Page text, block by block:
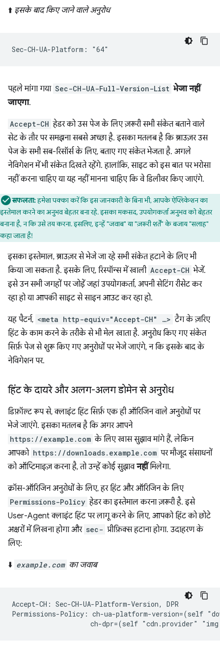
⬆️ इसके बाद किए जाने वाले अनुरोध
पहले मांगा गया Sec-CH-UA-Full-Version-List भेजा नहीं
जाएगा.
Accept-CH हेडर को उस पेज के लिए ज़रूरी सभी संकेत बताने वाले
सेट के तौर पर समझना सबसे अच्छा है. इसका मतलब है कि ब्राउज़र उस
पेज के सभी सब-रिसॉर्स के लिए, बताए गए संकेत भेजता है. अगले
नेविगेशन में भी संकेत दिखते रहेंगे. हालांकि, साइट को इस बात पर भरोसा
नहीं करना चाहिए या यह नहीं मानना चाहिए कि वे डिलीवर किए जाएंगे.
सफलता:हमेशा पक्का करें कि इस जानकारी के बिना भी, आपके ऐप्लिकेशन का
इस्तेमाल करने का अनुभव बेहतर बना रहे. इसका मकसद, उपयोगकर्ता अनुभव को बेहतर
बनाना है, न कि उसे तय करना. इसलिए, इन्हें "जवाब" या "ज़रूरी शर्तें" के बजाय "सलाह"
कहा जाता है!
इसका इस्तेमाल, ब्राउज़र से भेजे जा रहे सभी संकेत हटाने के लिए भी
किया जा सकता है. इसके लिए, रिस्पॉन्स में खाली Accept-CH भेजें.
इसे उन सभी जगहों पर जोड़ें जहां उपयोगकर्ता, अपनी सेटिंग रीसेट कर
रहा हो या आपकी साइट से साइन आउट कर रहा हो.
यह पैटर्न, <meta http-equiv="Accept-CH" …> टैग के ज़रिए
हिंट के काम करने के तरीके से भी मेल खाता है. अनुरोध किए गए संकेत
सिर्फ़ पेज से शुरू किए गए अनुरोधों पर भेजे जाएंगे, न कि इसके बाद के
नेविगेशन पर.
हिंट के दायरे और अलग-अलग डोमेन से अनुरोध
डिफ़ॉल्ट रूप से, क्लाइंट हिंट सिर्फ़ एक ही ऑरिजिन वाले अनुरोधों पर
भेजे जाएंगे. इसका मतलब है कि अगर आपने
https://example.com के लिए खास सुझाव मांगे हैं, लेकिन
आपको https://downloads.example.com पर मौजूद संसाधनों
को ऑप्टिमाइज़ करना है, तो उन्हें कोई सुझावनहींमिलेगा.
क्रॉस-ऑरिजिन अनुरोधों के लिए, हर हिंट और ऑरिजिन के लिए
Permissions-Policy हेडर का इस्तेमाल करना ज़रूरी है. इसे
User-Agent क्लाइंट हिंट पर लागू करने के लिए, आपको हिंट को छोटे
अक्षरों में लिखना होगा और sec- प्रीफ़िक्स हटाना होगा. उदाहरण के
लिए:
⬇️ example.com का जवाब
Accept-CH: Sec-CH-UA-Platform-Version, DPR
Permissions-Policy: ch-ua-platform-version=(self